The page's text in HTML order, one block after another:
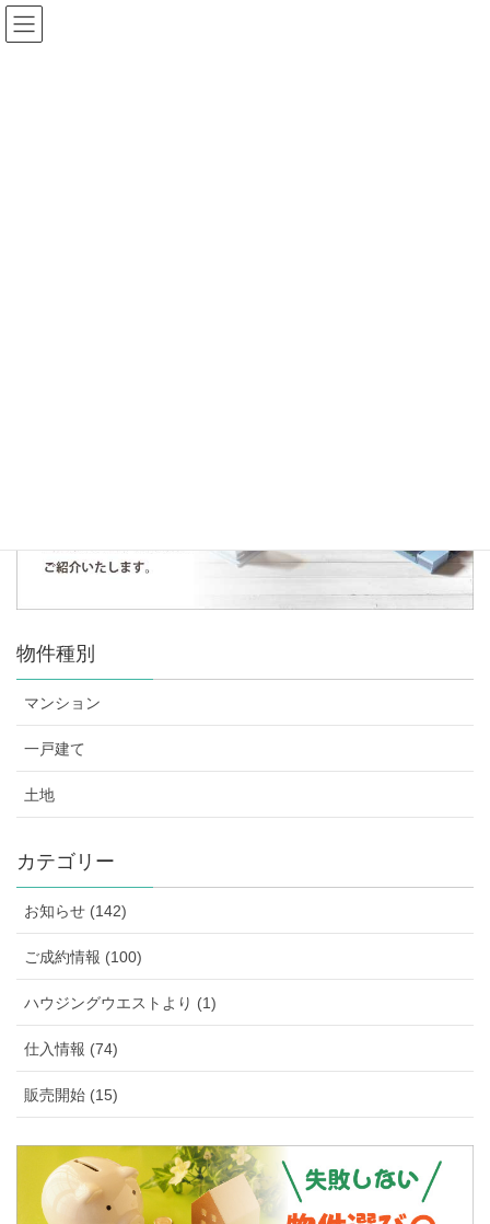
物件種別
マンション
一戸建て
土地
カテゴリー
お知らせ (142)
ご成約情報 (100)
ハウジングウエストより (1)
仕入情報 (74)
販売開始 (15)